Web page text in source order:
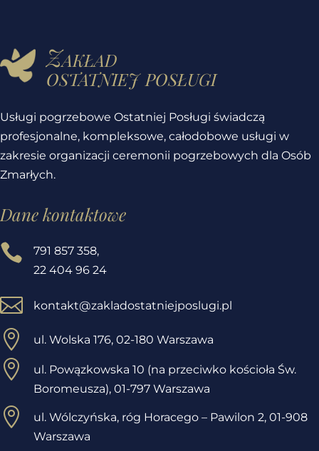
Zakład
ostatniej posługi
Usługi pogrzebowe Ostatniej Posługi świadczą
profesjonalne, kompleksowe, całodobowe usługi w
zakresie organizacji ceremonii pogrzebowych dla Osób
Zmarłych.
Dane kontaktowe

791 857 358,
22 404 96 24
 kontakt@zakladostatniejposlugi.pl
 ul. Wolska 176, 02-180 Warszawa

ul. Powązkowska 10 (na przeciwko kościoła Św.
Boromeusza), 01-797 Warszawa
 ul. Wólczyńska, róg Horacego – Pawilon 2, 01-908
Warszawa